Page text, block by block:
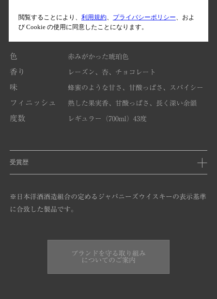
色 赤みがかった琥珀色
香り レーズン、杏、チョコレート
味 蜂蜜のような甘さ、甘酸っぱさ、スパイシー
フィニッシュ 熟した果実香、甘酸っぱさ、長く深い余韻
度数 レギュラー（700ml）43度
受賞歴
※日本洋酒酒造組合の定めるジャパニーズウイスキーの表示基準
に合致した製品です。
ブランドを守る取り組み
についてのご案内
閲覧することにより、 利用規約、 プライバシーポリシー、およ
び Cookie の使用に同意したことになります。